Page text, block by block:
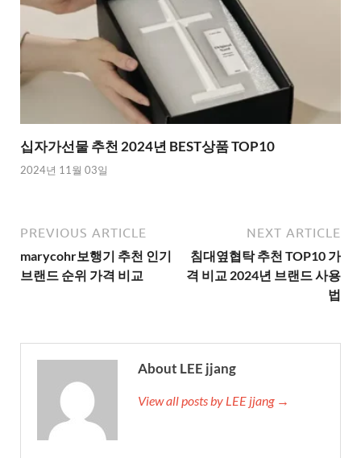
십자가선물 추천 2024년 BEST상품 TOP10
2024년 11월 03일
PREVIOUS ARTICLE
marycohr보행기 추천 인기
브랜드 순위 가격 비교
NEXT ARTICLE
침대옆협탁 추천 TOP10 가
격 비교 2024년 브랜드 사용
법
About LEE jjang
View all posts by LEE jjang →